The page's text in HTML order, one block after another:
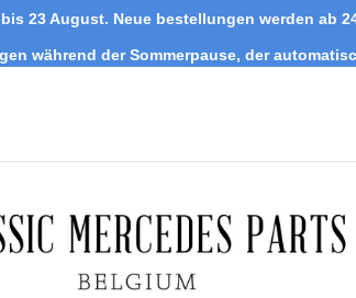
23 August. Neue bestellungen werden ab
während der Sommerpause, der